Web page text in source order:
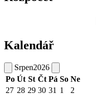
Kalendář
Srpen2026
Po Út St Čt Pá So Ne
27 28 29 30 31 1
2